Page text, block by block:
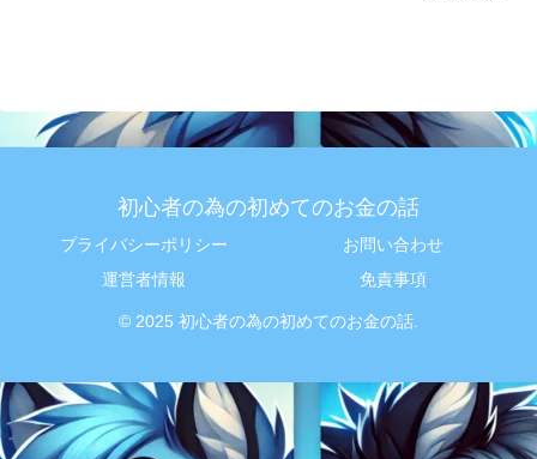
初心者の為の初めてのお金の話
プライバシーポリシー
お問い合わせ
運営者情報
免責事項
© 2025 初心者の為の初めてのお金の話.